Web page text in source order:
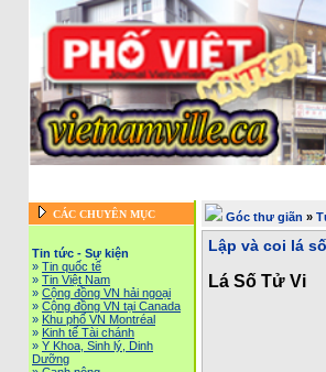
CÁC CHUYÊN MỤC
Tin tức - Sự kiện
» Tin quốc tế
» Tin Việt Nam
» Cộng đồng VN hải ngoại
» Cộng đồng VN tại Canada
» Khu phố VN Montréal
» Kinh tế Tài chánh
» Y Khoa, Sinh lý, Dinh
Dưỡng
Góc thư giãn »
Lập và coi lá
Lá Số Tử Vi